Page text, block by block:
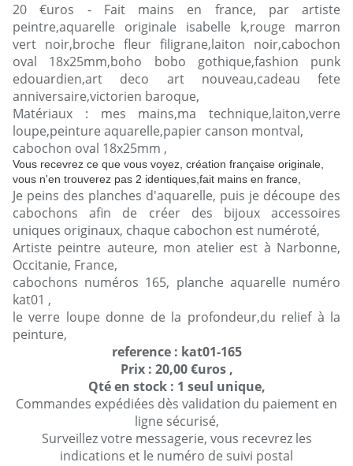
20 €uros - Fait mains en france, par artiste
peintre,aquarelle originale isabelle k,rouge marron
vert noir,broche fleur filigrane,laiton noir,cabochon
oval 18x25mm,boho bobo gothique,fashion punk
edouardien,art deco art nouveau,cadeau fete
anniversaire,victorien baroque,
Matériaux : mes mains,ma technique,laiton,verre
loupe,peinture aquarelle,papier canson montval,
cabochon oval 18x25mm ,
Vous recevrez ce que vous voyez, création française originale,
vous n'en trouverez pas 2 identiques,fait mains en france,
Je peins des planches d'aquarelle, puis je découpe des
cabochons afin de créer des bijoux accessoires
uniques originaux, chaque cabochon est numéroté,
Artiste peintre auteure, mon atelier est à Narbonne,
Occitanie, France,
cabochons numéros 165, planche aquarelle numéro
kat01 ,
le verre loupe donne de la profondeur,du relief à la
peinture,
reference : kat01-165
Prix : 20,00 €uros ,
Qté en stock : 1 seul unique,
Commandes expédiées dès validation du paiement en
ligne sécurisé,
Surveillez votre messagerie, vous recevrez les
indications et le numéro de suivi postal